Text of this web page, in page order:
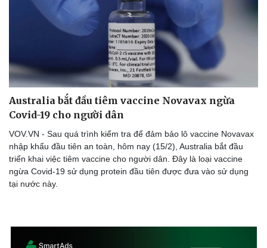
Sản phụ khoa
Nhi khoa
Nam khoa
Làm đẹp - giảm cân
Phòng mạch online
Đời sống
Nhà đẹp
Blog
Tình yêu - Gia đình
Australia bắt đầu tiêm vaccine Novavax ngừa
Covid-19 cho người dân
VOV.VN - Sau quá trình kiểm tra để đảm bảo lô vaccine Novavax
nhập khẩu đầu tiên an toàn, hôm nay (15/2), Australia bắt đầu
triển khai việc tiêm vaccine cho người dân. Đây là loại vaccine
ngừa Covid-19 sử dụng protein đầu tiên được đưa vào sử dụng
tại nước này.